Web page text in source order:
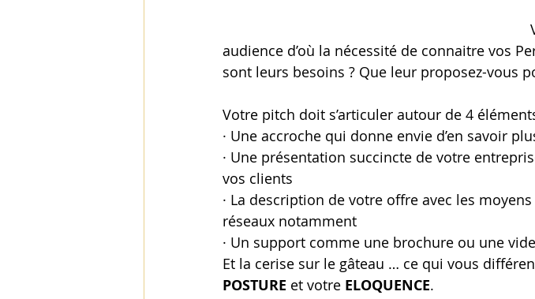
audience d’où la nécessité de connaitre vos
sont leurs besoins ? Que leur proposez-vous
Votre pitch doit s’articuler autour de 4
· Une accroche qui donne envie d’en savoir
· Une présentation succincte de votre
vos clients
· La description de votre offre avec les
réseaux notamment
· Un support comme une brochure ou une
Et la cerise sur le gâteau … ce qui vous
POSTURE et votre ELOQUENCE.